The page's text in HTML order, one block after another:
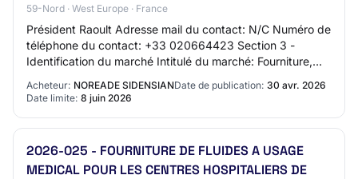
59-Nord · West Europe · France
Président Raoult Adresse mail du contact: N/C Numéro de
téléphone du contact: +33 020664423 Section 3 -
Identification du marché Intitulé du marché: Fourniture,
Acheteur: NOREADE SIDENSIANDate de publication: 30 avr. 2026
Date limite: 8 juin 2026
2026-025 - FOURNITURE DE FLUIDES A USAGE
MEDICAL POUR LES CENTRES HOSPITALIERS DE